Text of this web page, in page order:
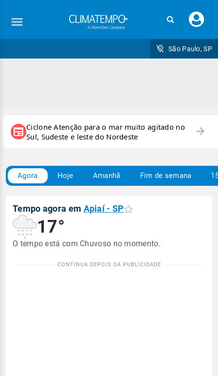
seu
São Paulo, SP
newspaper Ciclone Atenção para o mar muito agitado no
Sul, Sudeste e leste do Nordeste
arrow_forward
Agora Hoje Amanhã Fim de semana
Tempo agora em Apiaí - SP
17°
O tempo está com Chuvoso no momento.